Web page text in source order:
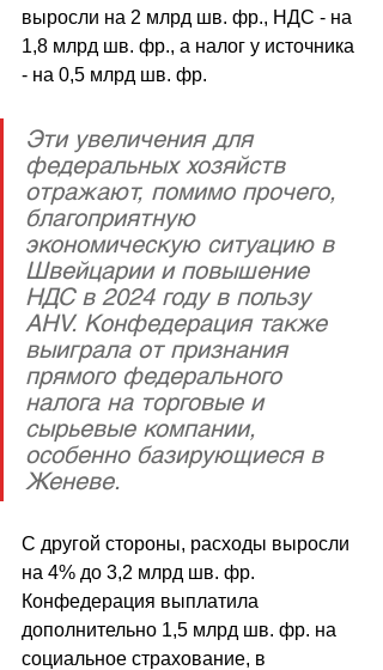
выросли на 2 млрд шв. фр., НДС - на
1,8 млрд шв. фр., а налог у источника
- на 0,5 млрд шв. фр.
Эти увеличения для
федеральных хозяйств
отражают, помимо прочего,
благоприятную
экономическую ситуацию в
Швейцарии и повышение
НДС в 2024 году в пользу
AHV. Конфедерация также
выиграла от признания
прямого федерального
налога на торговые и
сырьевые компании,
особенно базирующиеся в
Женеве.
С другой стороны, расходы выросли
на 4% до 3,2 млрд шв. фр.
Конфедерация выплатила
дополнительно 1,5 млрд шв. фр. на
социальное страхование, в